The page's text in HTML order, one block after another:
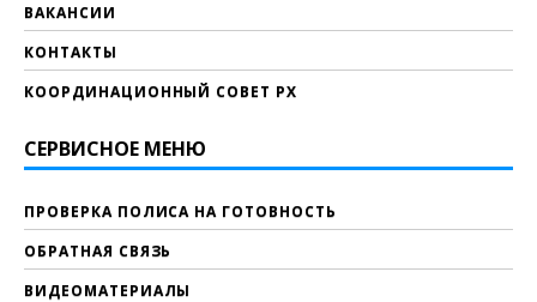
ВАКАНСИИ
КОНТАКТЫ
КООРДИНАЦИОННЫЙ СОВЕТ РХ
СЕРВИСНОЕ МЕНЮ
ПРОВЕРКА ПОЛИСА НА ГОТОВНОСТЬ
ОБРАТНАЯ СВЯЗЬ
ВИДЕОМАТЕРИАЛЫ